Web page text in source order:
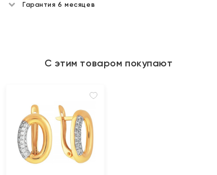
Гарантия 6 месяцев
С этим товаром покупают